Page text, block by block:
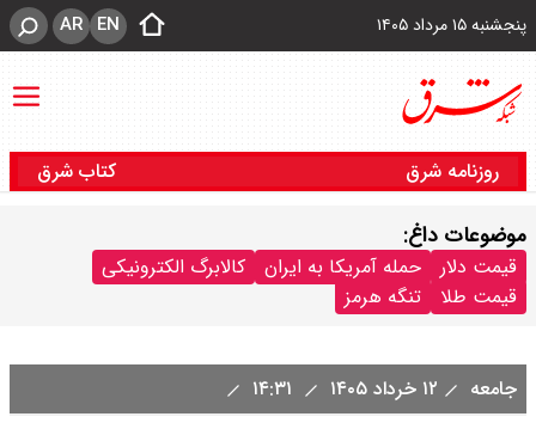
پنجشنبه ۱۵ مرداد ۱۴۰۵ EN
AR
روزنامه شرق کتاب شرق
موضوعات داغ:
قیمت دلار حمله آمریکا به ایران
کالابرگ الکترونیکی
قیمت طلا
تنگه هرمز
جامعه ۱۲ خرداد ۱۴۰۵